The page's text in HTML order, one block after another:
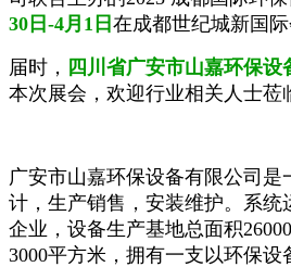
30日-4月1日 在成都世纪城新国
届时， 四川省广安市山嘉环保设
本次展会，欢迎行业相关人士莅
广安市山嘉环保设备有限公司是
计，生产销售，安装维护。系统
企业，设备生产基地总面积
3000平方米，拥有一支以环保设